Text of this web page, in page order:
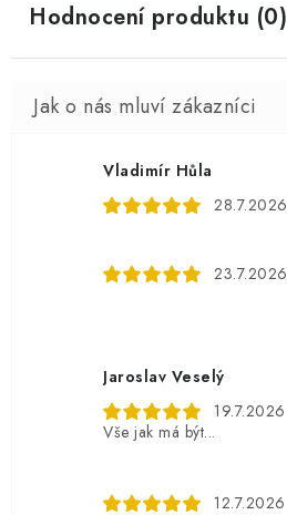
Hodnocení produktu (0)
Vladimír Hůla
28.7.2026
23.7.2026
Jaroslav Veselý
19.7.2026
Vše jak má být...
12.7.2026